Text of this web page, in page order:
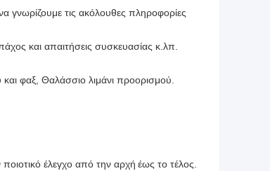
γνωρίζουμε τις ακόλουθες πληροφορίες
και απαιτήσεις συσκευασίας κ.λπ.
φαξ, Θαλάσσιο λιμάνι προορισμού.
έλεγχο από την αρχή έως το τέλος.